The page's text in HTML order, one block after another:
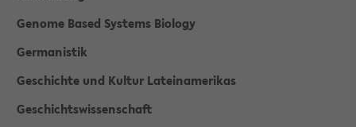
Genome Based Systems Biology
Germanistik
Geschichte und Kultur Lateinamerikas
Geschichtswissenschaft